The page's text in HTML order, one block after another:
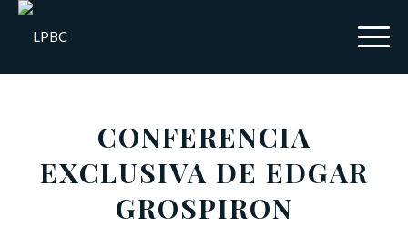
CONFERENCIA
EXCLUSIVA DE EDGAR
GROSPIRON